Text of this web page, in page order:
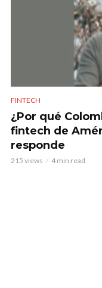
FINTECH
¿Por qué
fintech de
responde
215 views 4 min read